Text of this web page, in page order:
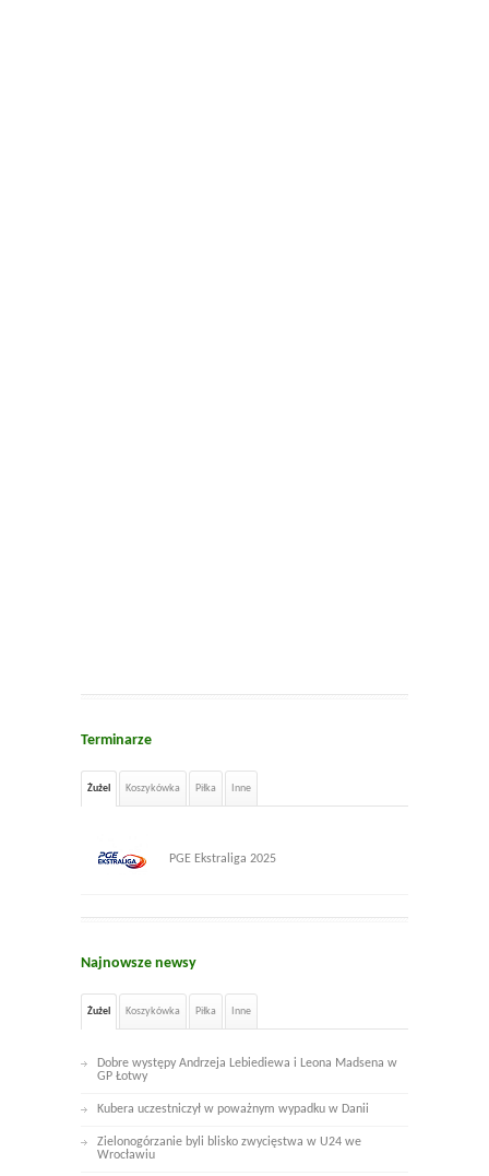
Terminarze
Żużel Koszykówka Piłka Inne
PGE Ekstraliga 2025
Najnowsze newsy
Żużel Koszykówka Piłka Inne
Dobre występy Andrzeja Lebiediewa i Leona Madsena w
GP Łotwy
Kubera uczestniczył w poważnym wypadku w Danii
Zielonogórzanie byli blisko zwycięstwa w U24 we
Wrocławiu